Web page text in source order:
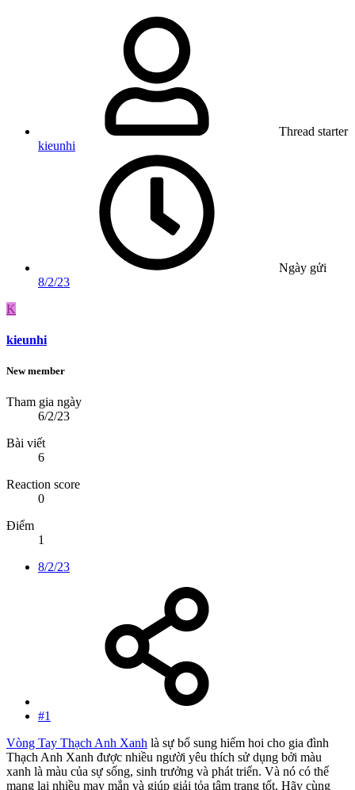
Thread starter
kieunhi
Ngày gửi
8/2/23
K
kieunhi
New member
Tham gia ngày
6/2/23
Bài viết
6
Reaction score
0
Điểm
1
8/2/23
#1
Vòng Tay Thạch Anh Xanh là sự bổ sung hiếm hoi cho gia đình
Thạch Anh Xanh được nhiều người yêu thích sử dụng bởi màu
xanh là màu của sự sống, sinh trưởng và phát triển. Và nó có thể
mang lại nhiều may mắn và giúp giải tỏa tâm trạng tốt. Hãy cùng